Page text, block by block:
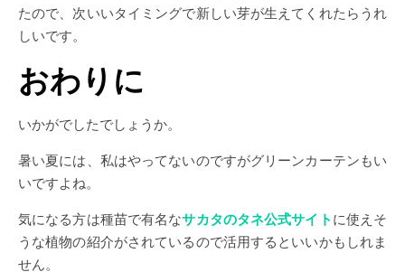
たので、次いいタイミングで新しい芽が生えてくれたらうれ
しいです。
おわりに
いかがでしたでしょうか。
暑い夏には、私はやってないのですがグリーンカーテンもい
いですよね。
気になる方は種苗で有名なサカタのタネ公式サイト に使えそ
うな植物の紹介がされているので活用するといいかもしれま
せん。